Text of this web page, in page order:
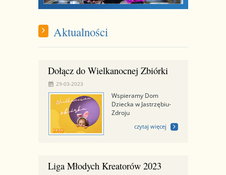
Aktualności
Dołącz do Wielkanocnej Zbiórki
29-03-2023
Wspieramy Dom
Dziecka w Jastrzębiu-
Zdroju
czytaj więcej
Liga Młodych Kreatorów 2023